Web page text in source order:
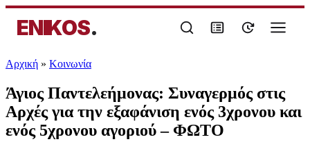
ENIKOS.
Αρχική » Κοινωνία
Άγιος Παντελεήμονας: Συναγερμός στις
Αρχές για την εξαφάνιση ενός 3χρονου και
ενός 5χρονου αγοριού – ΦΩΤΟ